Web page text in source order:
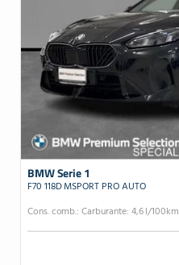
BMW Serie 1
F70 118D MSPORT PRO AUTO
Cons. comb.: Carburante: 4,6 l/100km